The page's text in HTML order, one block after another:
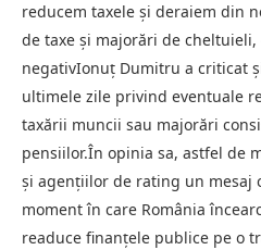
reducem taxele și deraiem din
de taxe și majorări de
negativIonuț Dumitru a criticat
ultimele zile privind eventuale
taxării muncii sau majorări
pensiilor.În opinia sa, astfel de
și agențiilor de rating un mesaj
moment în care România
readuce finanțele publice pe o